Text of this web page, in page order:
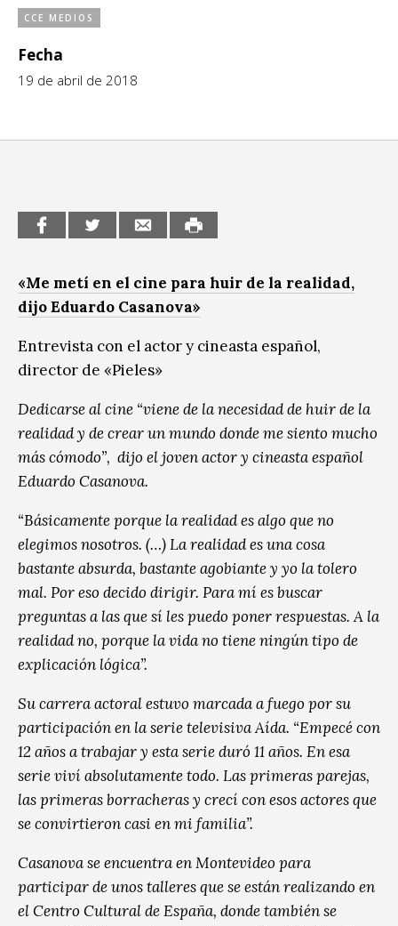
CCE en el interior/libros
Espacio itinerante de lectura infantil
Exposiciones
Formación
Infantil y Juvenil
Medio Ambiente
Sin categoría
CCE MEDIOS
Fecha
19 de abril de 2018
«Me metí en el cine para huir de la realidad,
dijo Eduardo Casanova»
Entrevista con el actor y cineasta español,
director de «Pieles»
Dedicarse al cine “viene de la necesidad de huir de la
realidad y de crear un mundo donde me siento mucho
más cómodo”, dijo el joven actor y cineasta español
Eduardo Casanova.
“Básicamente porque la realidad es algo que no
elegimos nosotros. (…) La realidad es una cosa
bastante absurda, bastante agobiante y yo la tolero
mal. Por eso decido dirigir. Para mí es buscar
preguntas a las que sí les puedo poner respuestas. A la
realidad no, porque la vida no tiene ningún tipo de
explicación lógica”.
Su carrera actoral estuvo marcada a fuego por su
participación en la serie televisiva Aída. “Empecé con
12 años a trabajar y esta serie duró 11 años. En esa
serie viví absolutamente todo. Las primeras parejas,
las primeras borracheras y crecí con esos actores que
se convirtieron casi en mi familia”.
Casanova se encuentra en Montevideo para
participar de unos talleres que se están realizando en
el Centro Cultural de España, donde también se